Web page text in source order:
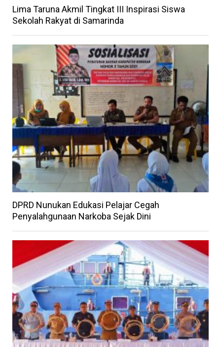
Lima Taruna Akmil Tingkat III Inspirasi Siswa
Sekolah Rakyat di Samarinda
DPRD Nunukan Edukasi Pelajar Cegah
Penyalahgunaan Narkoba Sejak Dini